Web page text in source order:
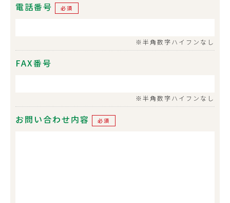
電話番号 必須
※半角数字ハイフンなし
FAX番号
※半角数字ハイフンなし
お問い合わせ内容 必須